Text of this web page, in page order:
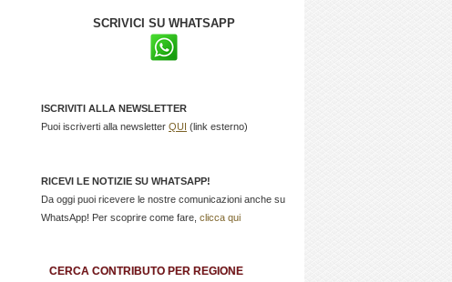
SCRIVICI SU WHATSAPP
ISCRIVITI ALLA NEWSLETTER
Puoi iscriverti alla newsletter QUI (link esterno)
RICEVI LE NOTIZIE SU WHATSAPP!
Da oggi puoi ricevere le nostre comunicazioni anche su
WhatsApp! Per scoprire come fare, clicca qui
CERCA CONTRIBUTO PER REGIONE